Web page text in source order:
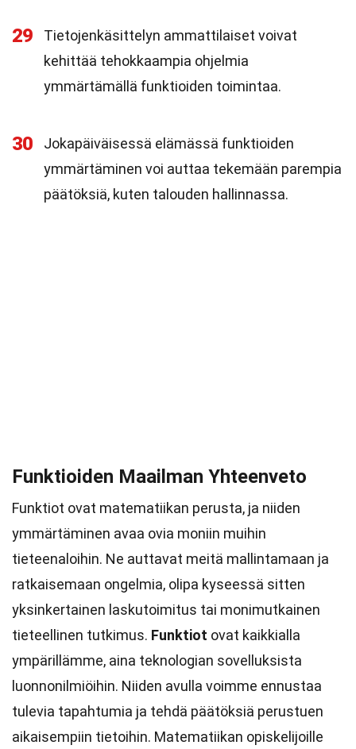
29
Tietojenkäsittelyn ammattilaiset voivat
kehittää tehokkaampia ohjelmia
ymmärtämällä funktioiden toimintaa.
30
Jokapäiväisessä elämässä funktioiden
ymmärtäminen voi auttaa tekemään parempia
päätöksiä, kuten talouden hallinnassa.
Funktioiden Maailman Yhteenveto
Funktiot ovat matematiikan perusta, ja niiden
ymmärtäminen avaa ovia moniin muihin
tieteenaloihin. Ne auttavat meitä mallintamaan ja
ratkaisemaan ongelmia, olipa kyseessä sitten
yksinkertainen laskutoimitus tai monimutkainen
tieteellinen tutkimus. Funktiot ovat kaikkialla
ympärillämme, aina teknologian sovelluksista
luonnonilmiöihin. Niiden avulla voimme ennustaa
tulevia tapahtumia ja tehdä päätöksiä perustuen
aikaisempiin tietoihin. Matematiikan opiskelijoille